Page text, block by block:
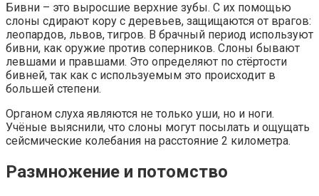
Бивни – это выросшие верхние зубы. С их помощью
слоны сдирают кору с деревьев, защищаются от врагов:
леопардов, львов, тигров. В брачный период используют
бивни, как оружие против соперников. Слоны бывают
левшами и правшами. Это определяют по стёртости
бивней, так как с используемым это происходит в
большей степени.
Органом слуха являются не только уши, но и ноги.
Учёные выяснили, что слоны могут посылать и ощущать
сейсмические колебания на расстояние 2 километра.
Размножение и потомство